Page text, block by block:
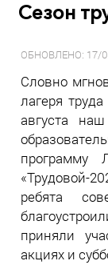
Сезон
ОБНОВЛЕНО: 17/
Словно
лагеря
августа
программу
«Трудовой-
ребята
приняли
акциях и